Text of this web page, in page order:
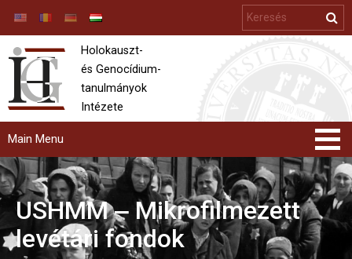
Holokauszt-
és Genocídium-
tanulmányok
Intézete
Főoldal
Küldetés
Statútum
Igazgatótanács
Tudományos tanács
USHMM‒ Mikrofilmezett
levétári fondok